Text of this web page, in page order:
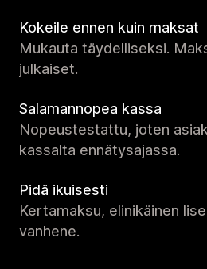
Kokeile ennen kuin maksat
Mukauta täydelliseksi.
julkaiset.
Salamannopea kassa
Nopeustestattu, joten
kassalta ennätysajassa.
Pidä ikuisesti
Kertamaksu, elinikäinen
vanhene.